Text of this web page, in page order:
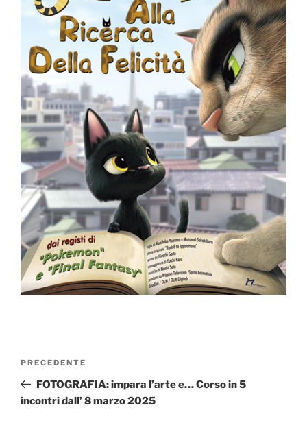
Articolo
precedente:
PRECEDENTE
FOTOGRAFIA: impara l’arte e… Corso in 5
incontri dall’ 8 marzo 2025